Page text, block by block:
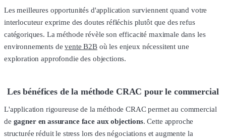
Les meilleures opportunités d'application surviennent quand votre
interlocuteur exprime des doutes réfléchis plutôt que des refus
catégoriques. La méthode révèle son efficacité maximale dans les
environnements devente B2Boù les enjeux nécessitent une
exploration approfondie des objections.
Les bénéfices de la méthode CRAC pour le commercial
L'application rigoureuse de la méthode CRAC permet au commercial
de gagner en assurance face aux objections. Cette approche
structurée réduit le stress lors des négociations et augmente la